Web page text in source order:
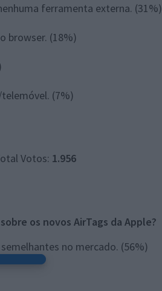
ferramenta externa. (31%)
browser. (18%)
(7%)
Votos: 1.956
os novos AirTags da Apple?
no mercado. (56%)